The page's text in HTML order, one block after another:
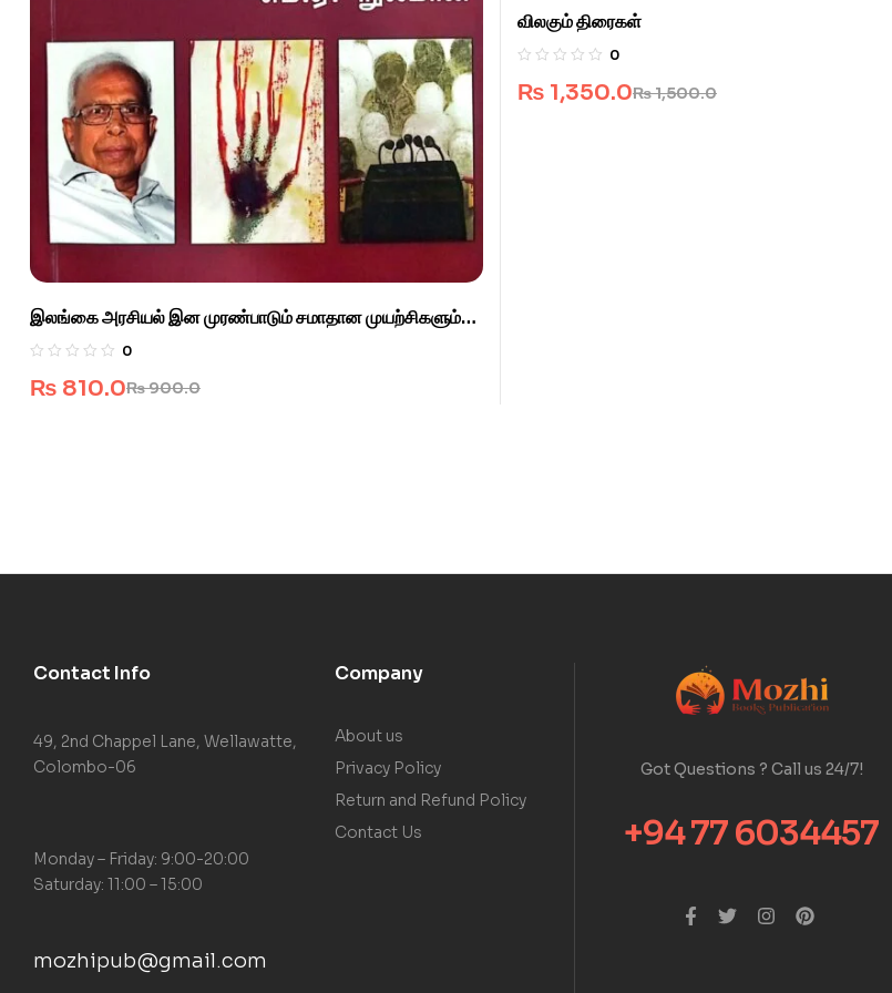
இலங்கை அரசியல் இன முரண்பாடும் சமாதான முயற்சிகளும்
2001-2003
0
₨900.0
₨ 810.0
விலகும் திரைகள்
0
₨1,500.0
₨ 1,350.0
Contact Info
49, 2nd Chappel Lane, Wellawatte,
Colombo-06
Monday – Friday: 9:00-20:00
Saturday: 11:00 – 15:00
mozhipub@gmail.com
Company
About us
Privacy Policy
Return and Refund Policy
Contact Us
Got Questions ? Call us 24/7!
+94 77 6034457